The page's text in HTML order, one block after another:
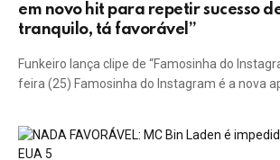
em novo hit para repetir sucesso
tranquilo, tá favorável”
Funkeiro lança clipe de “Famosinha do
feira (25) Famosinha do Instagram é a nova